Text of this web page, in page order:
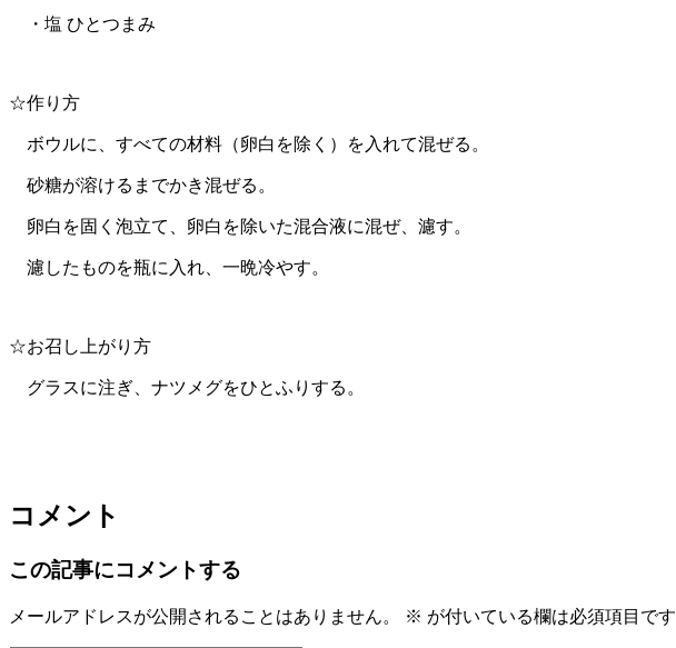
・塩 ひとつまみ
☆作り方
ボウルに、すべての材料（卵白を除く）を入れて混ぜる。
砂糖が溶けるまでかき混ぜる。
卵白を固く泡立て、卵白を除いた混合液に混ぜ、濾す。
濾したものを瓶に入れ、一晩冷やす。
☆お召し上がり方
グラスに注ぎ、ナツメグをひとふりする。
コメント
この記事にコメントする
メールアドレスが公開されることはありません。 ※ が付いている欄は必須項目です